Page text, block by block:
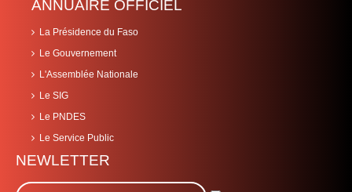
ANNUAIRE OFFICIEL
La Présidence du Faso
Le Gouvernement
L'Assemblée Nationale
Le SIG
Le PNDES
Le Service Public
NEWLETTER